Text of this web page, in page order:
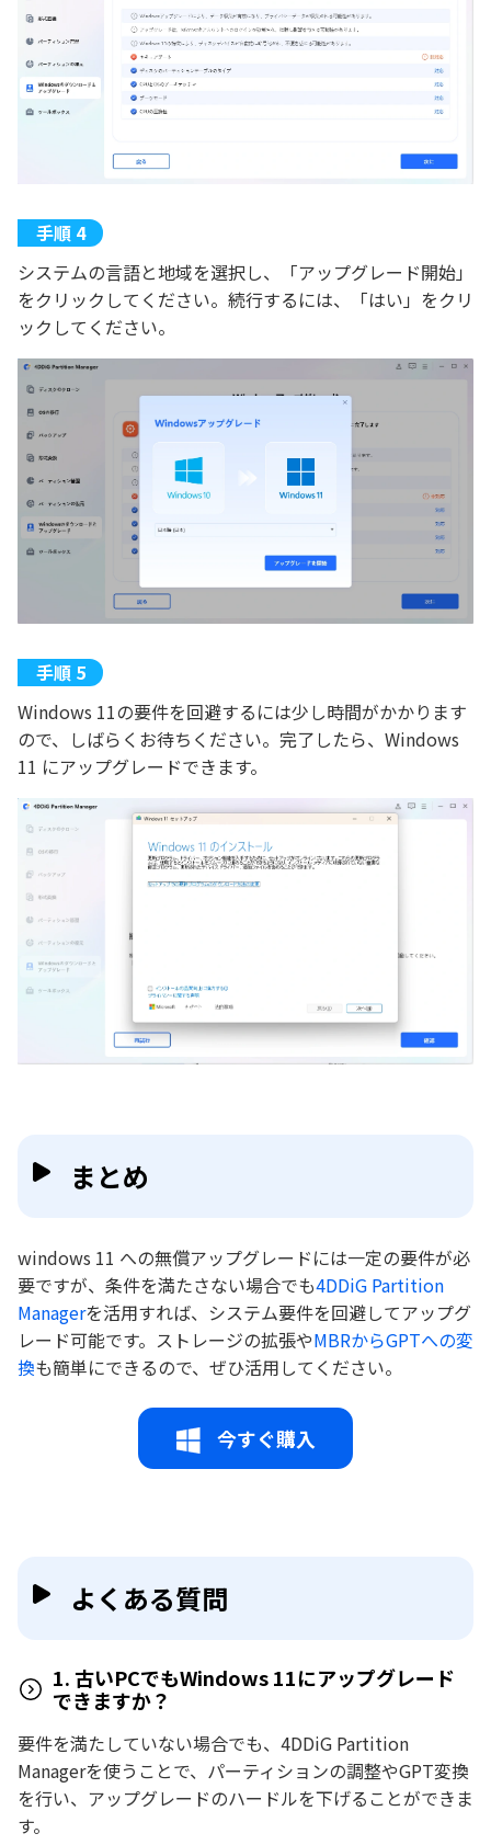
システムの言語と地域を選択し、「アップグレード開始」
をクリックしてください。続行するには、「はい」をクリ
ックしてください。
Windows 11の要件を回避するには少し時間がかかります
ので、しばらくお待ちください。完了したら、Windows
11 にアップグレードできます。
まとめ
windows 11 への無償アップグレードには一定の要件が必
要ですが、条件を満たさない場合でも4DDiG Partition
Managerを活用すれば、システム要件を回避してアップグ
レード可能です。ストレージの拡張やMBRからGPTへの変
換も簡単にできるので、ぜひ活用してください。
今すぐ購入
よくある質問
1. 古いPCでもWindows 11にアップグレード
できますか？
要件を満たしていない場合でも、4DDiG Partition
Managerを使うことで、パーティションの調整やGPT変換
を行い、アップグレードのハードルを下げることができま
す。